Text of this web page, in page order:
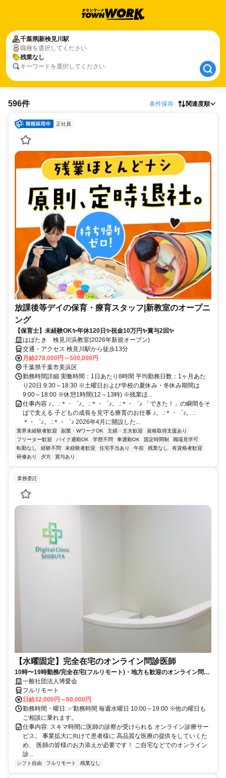
千葉県新検見川駅
職種を選択してください
残業なし
キーワードを選択してください
千葉県新検見川駅
残業なし
596件 条件保存 関連度順
正社員
放課後等デイの保育・療育スタッフ|新教室のオープニ
ング
【保育士】未経験OK✨年休120日✨祝金10万円✨賞与2回✨
はばたき 検見川浜教室(2026年新規オープン)
交通・アクセス 検見川駅から徒歩13分
月給278,000円～500,000円
千葉県千葉市美浜区
勤務時間詳細 実働時間：1日あたり8時間 平均勤務日数：1ヶ月あた
り20日 9:30～18:30 ※土曜日および学校の夏休み・冬休み期間は
9:00～18:00 ※休憩1時間(12～13時) ※残業ほ...
仕事内容 ♪。.:＊・゜♪。.:＊・゜♪。.:＊・゜♪ 「できた！」の瞬間をそ
ばで支える 子どもの成長を見守る療育のお仕事 ♪。.:＊・゜♪。.:
＊・゜♪。.:＊・゜♪ 2026年4月に開設した...
業界未経験者歓迎 副業・WワークOK 主婦・主夫歓迎
資格取得支援あり
フリーター歓迎
バイク通勤OK 学歴不問 車通勤OK 固定時間制
職場見学可
転勤なし
経験不問 未経験者歓迎 住宅手当あり 午前 残業なし
有資格者歓迎
研修あり
夕方 賞与あり
業務委託
【水曜固定】完全在宅のオンライン問診医師
10時〜19時勤務/完全在宅(フルリモート)・地方も歓迎のオンライン問診
業務一般社団法人博愛会
フルリモート
日給32,000円～80,000円
勤務時間・曜日: ✅勤務時間 毎週水曜日 10:00～19:00 ※他の曜日も
ご相談に乗れます。
仕事内容: スキマ時間に医師の診察が受けられる オンライン診療サー
ビス。 事業拡大に向けて患者様に 高品質な医療の提供をしていくた
め、 医師の皆様のお力添えが必要です！ ご自宅などでのオンライン
診...
シフト自由 フルリモート 残業なし